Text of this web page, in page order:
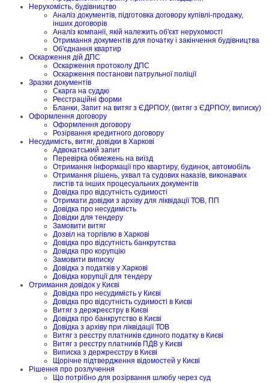
Нерухомість, будівництво
Аналіз документів, підготовка договору купівлі-продажу,
інших договорів
Аналіз компанії, якій належить об'єкт нерухомості
Отримання документів для початку і закінчення будівництва
Об'єднання квартир
Оскарження дій ДПС
Оскарження протоколу ДПС
Оскарження постанови патрульної поліції
Зразки документів
Скарга на суддю
Реєстраційні форми
Бланки, Запит на витяг з ЄДРПОУ, (витяг з ЄДРПОУ, виписку)
Оформлення договору
Оформлення договору
Розірвання кредитного договору
Несудимість, витяг, довідки в Харкові
Адвокатський запит
Перевірка обмежень на виїзд
Отримання інформації про квартиру, будинок, автомобіль
Отримання рішень, ухвал та судових наказів, виконавчих
листів та інших процесуальних документів
Довідка про відсутність судимості
Отримати довідки з архіву для ліквідації ТОВ, ПП
Довідка про несудимість
Довідки для тендеру
Замовити витяг
Дозвіл на торгівлю в Харкові
Довідка про відсутність банкрутства
Довідка про корупцію
Замовити виписку
Довідка з податків у Харкові
Довідка корупції для тендеру
Отримання довідок у Києві
Довідка про несудимість у Києві
Довідка про відсутність судимості в Києві
Витяг з держреєстру в Києві
Довідка про банкрутство в Києві
Довідка з архіву при ліквідації ТОВ
Витяг з реєстру платників єдиного податку в Києві
Витяг з реєстру платників ПДВ у Києві
Виписка з держреєстру в Києві
Щорічне підтвердження відомостей у Києві
Рішення про розлучення
Що потрібно для розірвання шлюбу через суд